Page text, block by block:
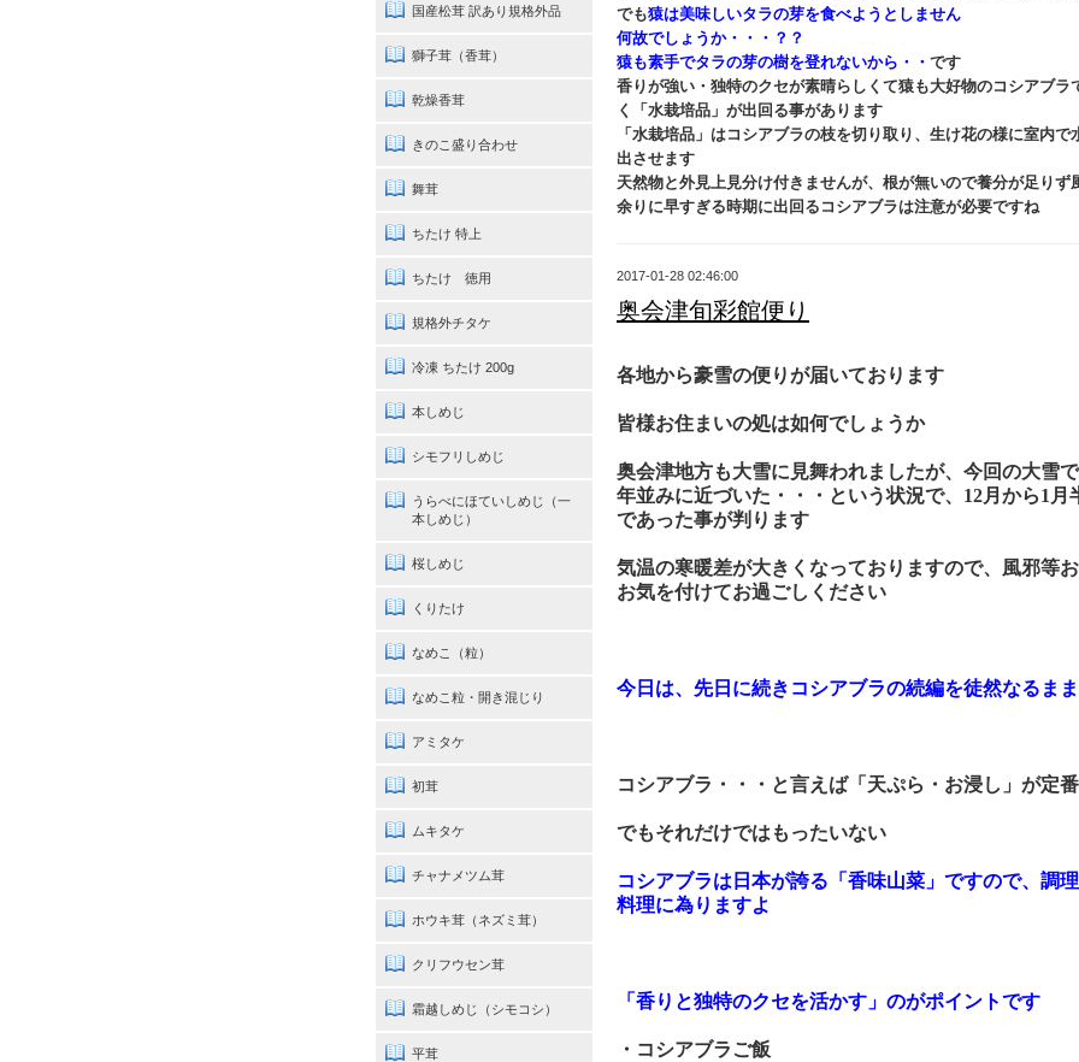
でも猿は美味しいタラの芽を食べようとしません
何故でしょうか・・・？？
猿も素手でタラの芽の樹を登れないから・・ です
香りが強い・独特のクセが素晴らしくて猿も大好物のコシアブラ
く「水栽培品」が出回る事があります
「水栽培品」はコシアブラの枝を切り取り、生け花の様に室内
出させます
天然物と外見上見分け付きませんが、根が無いので養分が足りず
余りに早すぎる時期に出回るコシアブラは注意が必要ですね
2017-01-28 02:46:00
奥会津旬彩館便り
各地から豪雪の便りが届いております
皆様お住まいの処は如何でしょうか
奥会津地方も大雪に見舞われましたが、今回の大雪
年並みに近づいた・・・という状況で、 12月から1 月
であった事が判ります
気温の寒暖差が大きくなっておりますので、風邪等
お気を付けてお過ごしください
今日は、先日に続きコシアブラの続編を徒然なるまま
コシアブラ・・・と言えば「天ぷら・お浸し」が定
でもそれだけではもったいない
コシアブラは日本が誇る「香味山菜」ですので、調
料理に為りますよ
「香りと独特のクセを活かす」のがポイントです
・コシアブラご飯
国産松茸 訳あり規格外品
獅子茸（香茸）
乾燥香茸
きのこ盛り合わせ
舞茸
ちたけ 特上
ちたけ 徳用
規格外チタケ
冷凍 ちたけ 200g
本しめじ
シモフリしめじ
うらべにほていしめじ（一
本しめじ）
桜しめじ
くりたけ
なめこ（粒）
なめこ粒・開き混じり
アミタケ
初茸
ムキタケ
チャナメツム茸
ホウキ茸（ネズミ茸）
クリフウセン茸
霜越しめじ（シモコシ）
平茸